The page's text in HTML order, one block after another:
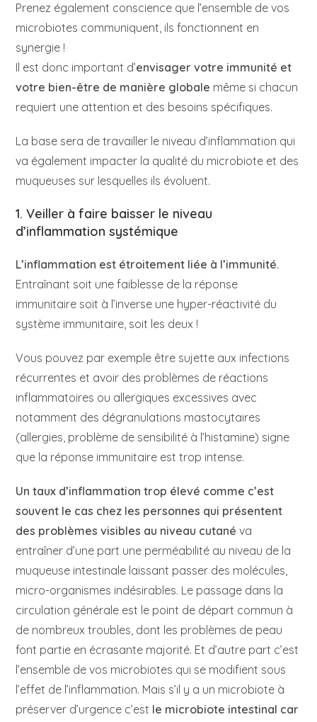
Prenez également conscience que l’ensemble de vos
microbiotes communiquent, ils fonctionnent en
synergie !
Il est donc important d’envisager votre immunité et
votre bien-être de manière globale même si chacun
requiert une attention et des besoins spécifiques.
La base sera de travailler le niveau d’inflammation qui
va également impacter la qualité du microbiote et des
muqueuses sur lesquelles ils évoluent.
1. Veiller à faire baisser le niveau
d’inflammation systémique
L’inflammation est étroitement liée à l’immunité.
Entraînant soit une faiblesse de la réponse
immunitaire soit à l’inverse une hyper-réactivité du
système immunitaire, soit les deux !
Vous pouvez par exemple être sujette aux infections
récurrentes et avoir des problèmes de réactions
inflammatoires ou allergiques excessives avec
notamment des dégranulations mastocytaires
(allergies, problème de sensibilité à l’histamine) signe
que la réponse immunitaire est trop intense.
Un taux d’inflammation trop élevé comme c’est
souvent le cas chez les personnes qui présentent
des problèmes visibles au niveau cutané va
entraîner d’une part une perméabilité au niveau de la
muqueuse intestinale laissant passer des molécules,
micro-organismes indésirables. Le passage dans la
circulation générale est le point de départ commun à
de nombreux troubles, dont les problèmes de peau
font partie en écrasante majorité. Et d’autre part c’est
l’ensemble de vos microbiotes qui se modifient sous
l’effet de l’inflammation. Mais s’il y a un microbiote à
préserver d’urgence c’est le microbiote intestinal car